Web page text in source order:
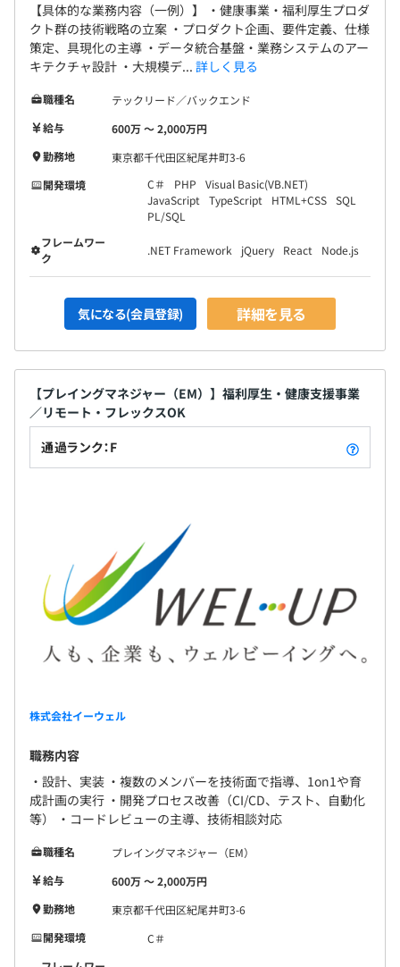
【具体的な業務内容（一例）】 ・健康事業・福利厚生プロダ
クト群の技術戦略の立案 ・プロダクト企画、要件定義、仕様
策定、具現化の主導 ・データ統合基盤・業務システムのアー
キテクチャ設計 ・大規模デ... 詳しく見る
職種名
テックリード／バックエンド
給与
600万 〜 2,000万円
勤務地
東京都千代田区紀尾井町3-6
開発環境
C＃ PHP
Visual Basic(VB.NET)
JavaScript
TypeScript HTML+CSS SQL
PL/SQL
フレームワー
ク
.NET Framework jQuery React Node.js
気になる(会員登録) 詳細を見る
【プレイングマネジャー（EM）】福利厚生・健康支援事業
／リモート・フレックスOK
通過ランク：F
株式会社イーウェル
職務内容
・設計、実装 ・複数のメンバーを技術面で指導、1on1や育
成計画の実行 ・開発プロセス改善（CI/CD、テスト、自動化
等） ・コードレビューの主導、技術相談対応
職種名
プレイングマネジャー（EM）
給与
600万 〜 2,000万円
勤務地
東京都千代田区紀尾井町3-6
開発環境
C＃